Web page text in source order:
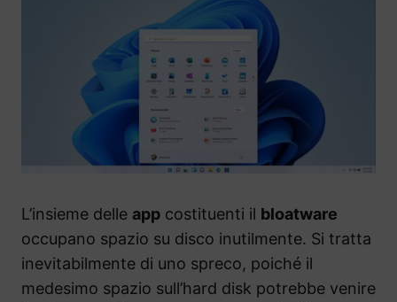
L’insieme delle app costituenti il bloatware
occupano spazio su disco inutilmente. Si tratta
inevitabilmente di uno spreco, poiché il
medesimo spazio sull’hard disk potrebbe venire